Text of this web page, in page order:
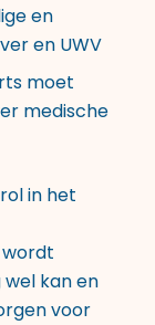
en
en UWV
moet
medische
in het
kan en
voor